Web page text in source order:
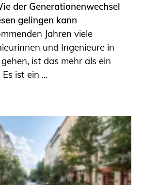
der Generationenwechsel
gelingen kann
Jahren viele
und Ingenieure in
ist das mehr als ein
ist ein ...